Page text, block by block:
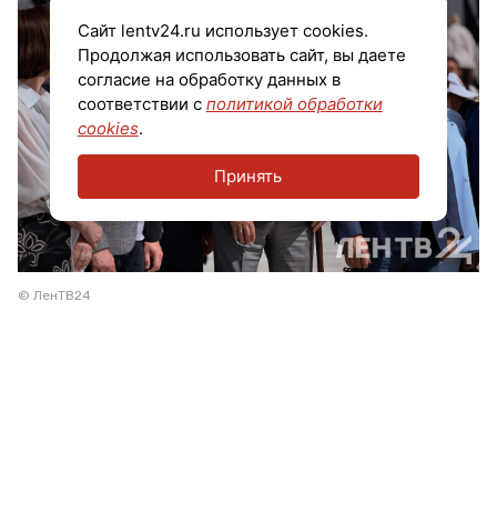
© ЛенТВ24
Сайт lentv24.ru использует cookies.
Продолжая использовать сайт, вы даете
согласие на обработку данных в
соответствии с политикой обработки
cookies.
Принять